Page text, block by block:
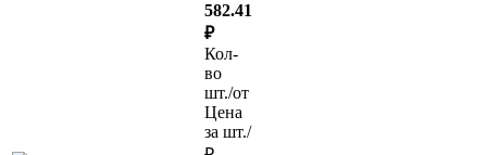
582.41
₽
Кол-
во
шт./от
Цена
за шт./